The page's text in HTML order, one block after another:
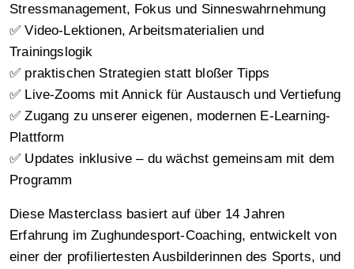
Stressmanagement, Fokus und Sinneswahrnehmung
✅ Video-Lektionen, Arbeitsmaterialien und
Trainingslogik
✅ praktischen Strategien statt bloßer Tipps
✅ Live-Zooms mit Annick für Austausch und Vertiefung
✅ Zugang zu unserer eigenen, modernen E-Learning-
Plattform
✅ Updates inklusive – du wächst gemeinsam mit dem
Programm
Diese Masterclass basiert auf über 14 Jahren
Erfahrung im Zughundesport-Coaching, entwickelt von
einer der profiliertesten Ausbilderinnen des Sports, und